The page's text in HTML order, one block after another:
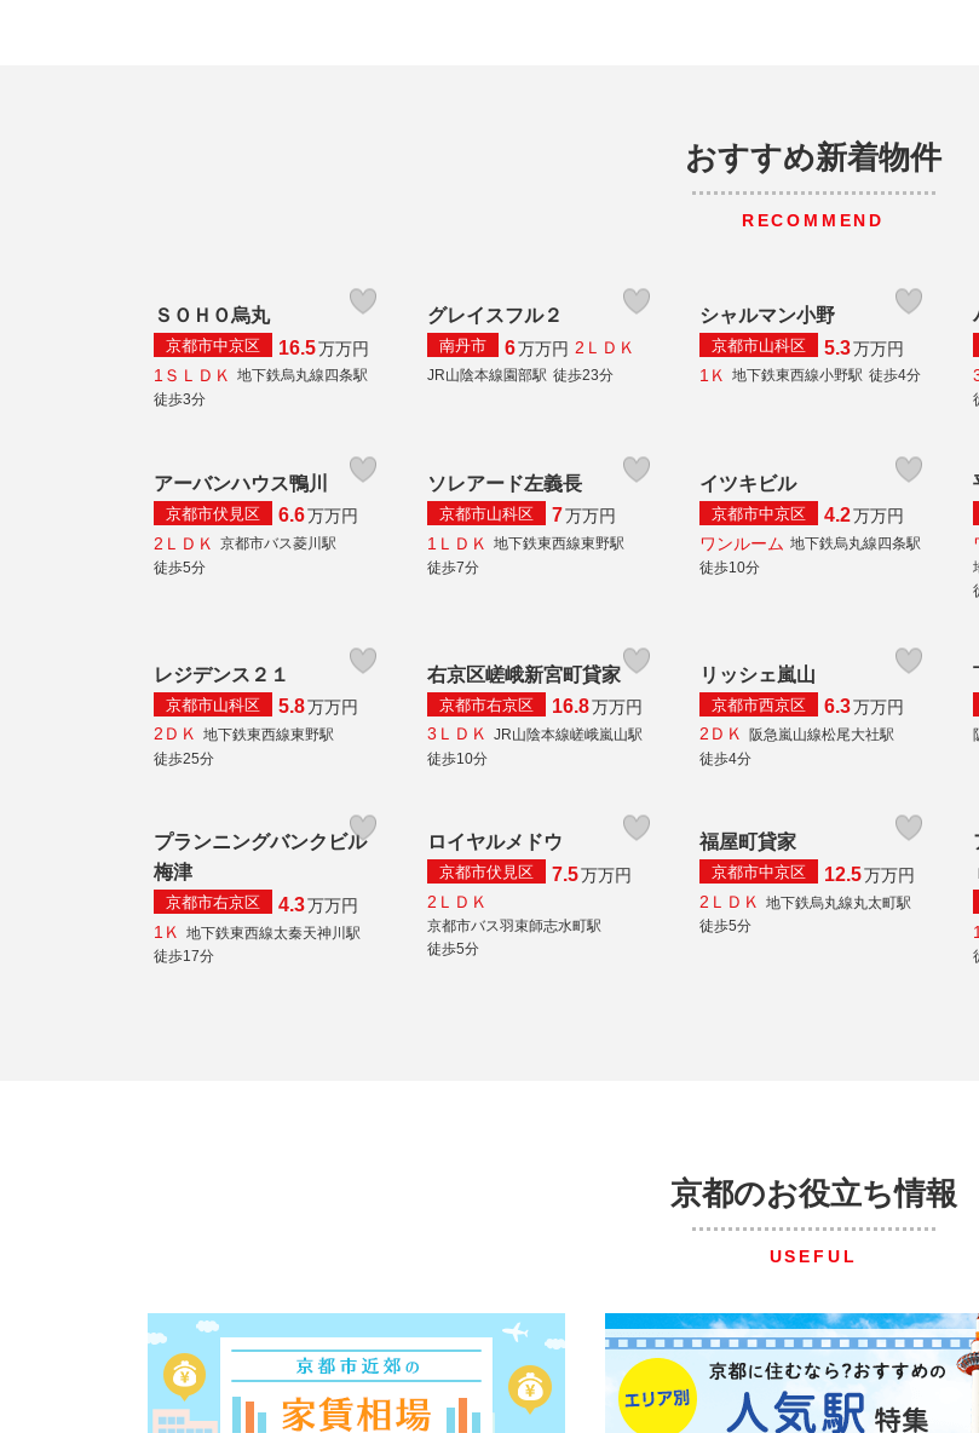
おすすめ新着物件
RECOMMEND
ＳＯＨＯ烏丸
京都市中京区 16.5万万円
1ＳＬＤＫ
地下鉄烏丸線四条駅
徒歩3分
グレイスフル２
南丹市 6万万円 2ＬＤＫ
JR山陰本線園部駅 徒歩23分
シャルマン小野
京都市山科区 5.3万万円
1Ｋ
地下鉄東西線小野駅 徒歩4分
アーバンハウス鴨川
京都市伏見区 6.6万万円
2ＬＤＫ
京都市バス菱川駅
徒歩5分
ソレアード左義長
京都市山科区 7万万円
1ＬＤＫ
地下鉄東西線東野駅
徒歩7分
イツキビル
京都市中京区 4.2万万円
ワンルーム 地下鉄烏丸線四条駅
徒歩10分
レジデンス２１
京都市山科区 5.8万万円
2ＤＫ 地下鉄東西線東野駅
徒歩25分
右京区嵯峨新宮町貸家
京都市右京区 16.8万万円
3ＬＤＫ JR山陰本線嵯峨嵐山駅
徒歩10分
リッシェ嵐山
京都市西京区 6.3万万円
2ＤＫ 阪急嵐山線松尾大社駅
徒歩4分
プランニングバンクビル
梅津
京都市右京区 4.3万万円
1Ｋ
地下鉄東西線太秦天神川駅
徒歩17分
ロイヤルメドウ
京都市伏見区 7.5万万円
2ＬＤＫ
京都市バス羽束師志水町駅
徒歩5分
福屋町貸家
京都市中京区 12.5万万円
2ＬＤＫ
地下鉄烏丸線丸太町駅
徒歩5分
京都のお役立ち情報
USEFUL